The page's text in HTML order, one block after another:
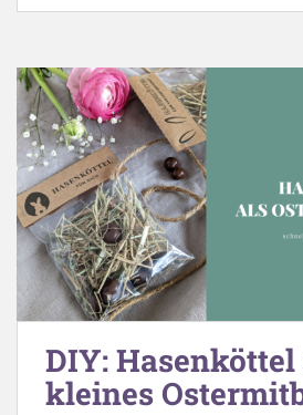
DIY: Hasenköttel
kleines